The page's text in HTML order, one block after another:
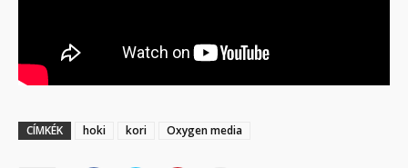
CÍMKÉK hoki kori Oxygen media